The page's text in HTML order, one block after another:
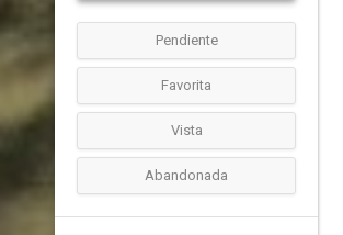
Pendiente
Favorita
Vista
Abandonada